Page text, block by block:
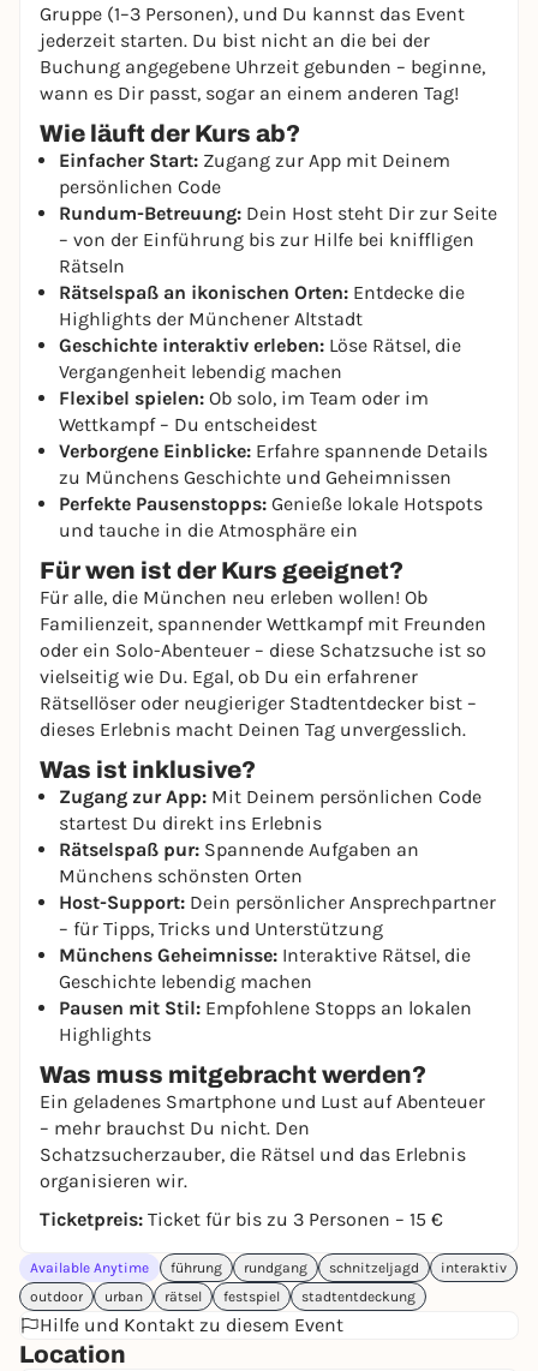
Gruppe (1–3 Personen), und Du kannst das Event
jederzeit starten. Du bist nicht an die bei der
Buchung angegebene Uhrzeit gebunden – beginne,
wann es Dir passt, sogar an einem anderen Tag!
Wie läuft der Kurs ab?
Einfacher Start: Zugang zur App mit Deinem
persönlichen Code
Rundum-Betreuung: Dein Host steht Dir zur Seite
– von der Einführung bis zur Hilfe bei kniffligen
Rätseln
Rätselspaß an ikonischen Orten: Entdecke die
Highlights der Münchener Altstadt
Geschichte interaktiv erleben: Löse Rätsel, die
Vergangenheit lebendig machen
Flexibel spielen: Ob solo, im Team oder im
Wettkampf – Du entscheidest
Verborgene Einblicke: Erfahre spannende Details
zu Münchens Geschichte und Geheimnissen
Perfekte Pausenstopps: Genieße lokale Hotspots
und tauche in die Atmosphäre ein
Für wen ist der Kurs geeignet?
Für alle, die München neu erleben wollen! Ob
Familienzeit, spannender Wettkampf mit Freunden
oder ein Solo-Abenteuer – diese Schatzsuche ist so
vielseitig wie Du. Egal, ob Du ein erfahrener
Rätsellöser oder neugieriger Stadtentdecker bist –
dieses Erlebnis macht Deinen Tag unvergesslich.
Was ist inklusive?
Zugang zur App: Mit Deinem persönlichen Code
startest Du direkt ins Erlebnis
Rätselspaß pur: Spannende Aufgaben an
Münchens schönsten Orten
Host-Support: Dein persönlicher Ansprechpartner
– für Tipps, Tricks und Unterstützung
Münchens Geheimnisse: Interaktive Rätsel, die
Geschichte lebendig machen
Pausen mit Stil: Empfohlene Stopps an lokalen
Highlights
Was muss mitgebracht werden?
Ein geladenes Smartphone und Lust auf Abenteuer
– mehr brauchst Du nicht. Den
Schatzsucherzauber, die Rätsel und das Erlebnis
organisieren wir.
Ticketpreis: Ticket für bis zu 3 Personen – 15 €
Available Anytime führung rundgang schnitzeljagd
interaktiv
outdoor
urban rätsel festspiel stadtentdeckung
Hilfe und Kontakt zu diesem Event
Location